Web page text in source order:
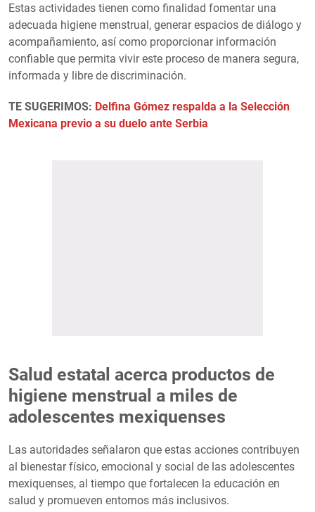
Estas actividades tienen como finalidad fomentar una
adecuada higiene menstrual, generar espacios de diálogo y
acompañamiento, así como proporcionar información
confiable que permita vivir este proceso de manera segura,
informada y libre de discriminación.
TE SUGERIMOS: Delfina Gómez respalda a la Selección
Mexicana previo a su duelo ante Serbia
Salud estatal acerca productos de
higiene menstrual a miles de
adolescentes mexiquenses
Las autoridades señalaron que estas acciones contribuyen
al bienestar físico, emocional y social de las adolescentes
mexiquenses, al tiempo que fortalecen la educación en
salud y promueven entornos más inclusivos.